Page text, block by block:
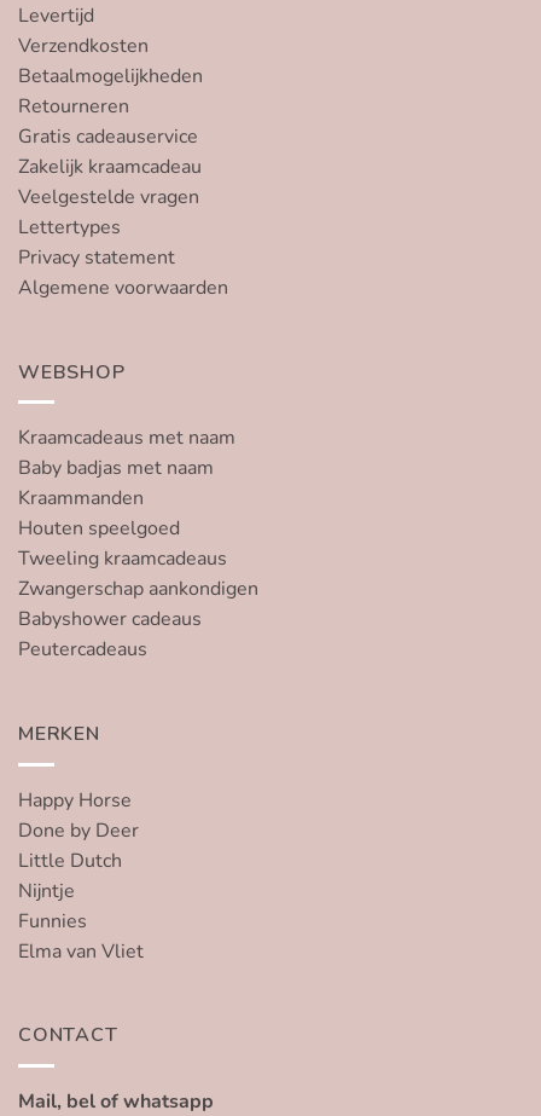
Levertijd
Verzendkosten
Betaalmogelijkheden
Retourneren
Gratis cadeauservice
Zakelijk kraamcadeau
Veelgestelde vragen
Lettertypes
Privacy statement
Algemene voorwaarden
WEBSHOP
Kraamcadeaus met naam
Baby badjas met naam
Kraammanden
Houten speelgoed
Tweeling kraamcadeaus
Zwangerschap aankondigen
Babyshower cadeaus
Peutercadeaus
MERKEN
Happy Horse
Done by Deer
Little Dutch
Nijntje
Funnies
Elma van Vliet
CONTACT
Mail, bel of whatsapp